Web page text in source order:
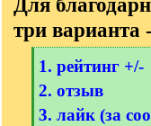
Для
три варианта -
[
q
]
1. рейтинг +/-
2. отзыв
3. лайк (за